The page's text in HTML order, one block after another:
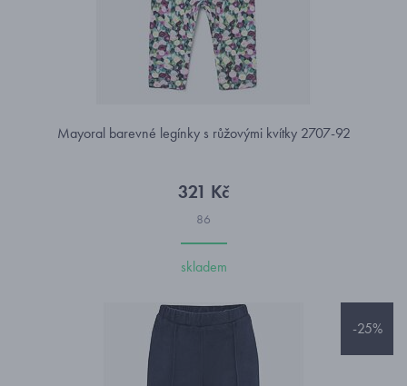
Mayoral barevné legínky s růžovými kvítky 2707-92
321 Kč
86
skladem
-25%